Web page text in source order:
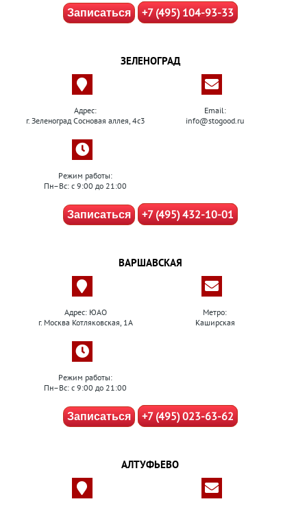
Записаться +7 (495) 104-93-33
ЗЕЛЕНОГРАД
Адрес:
г. Зеленоград Сосновая аллея, 4с3
Email:
info@stogood.ru
Режим работы:
Пн–Вс: с 9:00 до 21:00
Записаться +7 (495) 432-10-01
ВАРШАВСКАЯ
Адрес: ЮАО
г. Москва Котляковская, 1А
Метро:
Каширская
Режим работы:
Пн–Вс: с 9:00 до 21:00
Записаться +7 (495) 023-63-62
АЛТУФЬЕВО